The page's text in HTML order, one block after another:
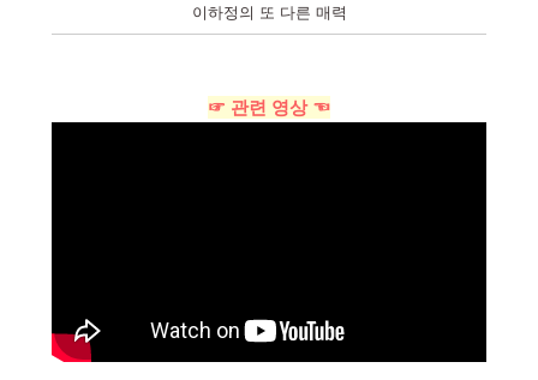
이하정의 또 다른 매력
☞ 관련 영상 ☜